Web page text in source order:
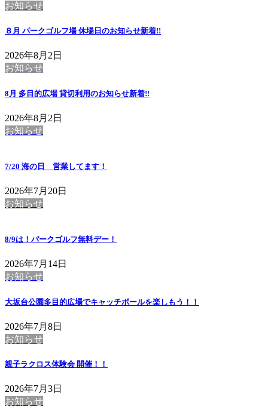
お知らせ
８月 パークゴルフ場 休場日のお知らせ新着!!
2026年8月2日
お知らせ
8月 多目的広場 貸切利用のお知らせ新着!!
2026年8月2日
お知らせ
7/20 海の日 営業してます！
2026年7月20日
お知らせ
8/9は！パークゴルフ無料デー！
2026年7月14日
お知らせ
大坂台公園多目的広場でキャッチボールを楽しもう！！
2026年7月8日
お知らせ
親子ラクロス体験会 開催！！
2026年7月3日
お知らせ